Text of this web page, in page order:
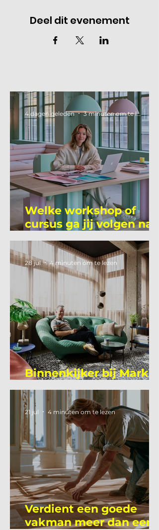
Deel dit evenement
Welke workshop of
cursus ga jij volgen na
je vakantie?
4 dagen geleden 3 minuten om te lezen
Binnenkijker bij Mark
Mutsaers
28 jul 4 minuten om te lezen
Verdient een goede
vakman meer dan een
21 jul 4 minuten om te lezen